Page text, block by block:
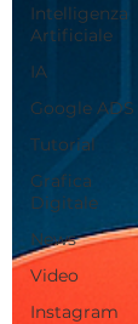
Intelligenza
Artificiale
IA
Google ADS
Tutorial
Grafica
Digitale
News
Video
Instagram